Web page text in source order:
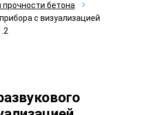
бетона
с визуализацией